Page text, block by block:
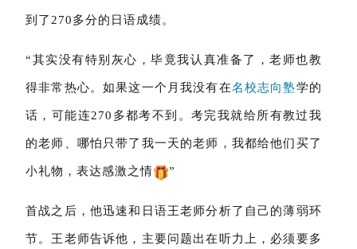
到了270多分的日语成绩。
“其实没有特别灰心，毕竟我认真准备了，老师也教
得非常热心。如果这一个月我没有在名校志向塾学的
话，可能连270多都考不到。考完我就给所有教过我
的老师、哪怕只带了我一天的老师，我都给他们买了
小礼物，表达感激之情 ”
首战之后，他迅速和日语王老师分析了自己的薄弱环
节。王老师告诉他，主要问题出在听力上，必须要多